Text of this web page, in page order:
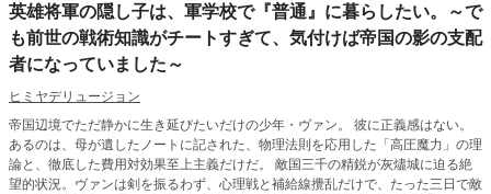
英雄将軍の隠し子は、軍学校で『普通』に暮らしたい。～で
も前世の戦術知識がチートすぎて、気付けば帝国の影の支配
者になっていました～
ヒミヤデリュージョン
帝国辺境でただ静かに生き延びたいだけの少年・ヴァン。 彼に正義感はない。
あるのは、母が遺したノートに記された、物理法則を応用した「高圧魔力」の理
論と、徹底した費用対効果至上主義だけだ。 敵国三千の精鋭が灰燼城に迫る絶
望的状況。ヴァンは剣を振るわず、心理戦と補給線攪乱だけで、たった三日で敵